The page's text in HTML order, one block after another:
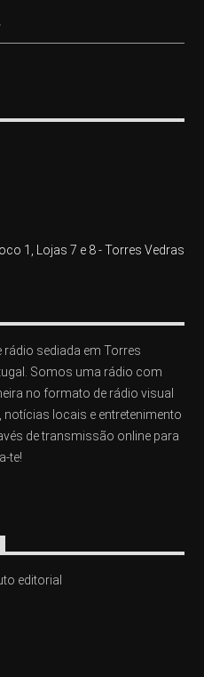
1, Lojas 7 e 8 - Torres Vedras
rádio sediada em Torres
Somos uma rádio com
no formato de rádio visual
locais e entretenimento
de transmissão online para
te!
editorial